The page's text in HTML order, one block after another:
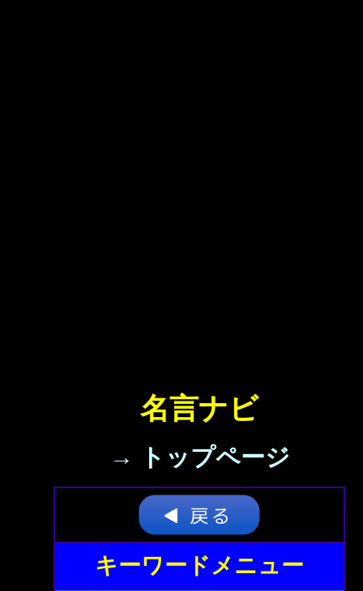
名言ナビ
→ トップページ
キーワードメニュー